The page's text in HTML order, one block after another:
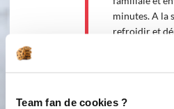
Team fan de cookies ?
minutes. A la
refroidir et
2
chocolat lait,